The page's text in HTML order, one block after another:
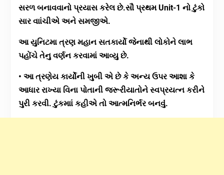
સરળ બનાવવાનો પ્રયાસ કરેલ છે.સૌ પ્રથમ Unit-1 નો ટુંકો
સાર વાાંચીએ અને સમજીએ.
આ યુનિટમા ત્રણ મહાન સતકાર્યો જેનાથી લોકોને લાભ
પહોંચે તેનુ વર્ણન કરવામાં આવ્યુ છે.
• આ ત્રણેય કાર્યોંની ખુબી એ છે કે અન્ય ઉપર આશા કે
આધાર રાખ્યા વિના પોતાની જરૂરીયાતોને સ્વપ્રયત્ન કરીને
પુરી કરવી. ટુંકમાાં કહીએ તો આત્મનિર્ભર બનવુંં.